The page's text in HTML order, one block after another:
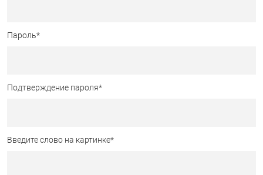
Пароль*
Подтверждение пароля*
Введите слово на картинке*